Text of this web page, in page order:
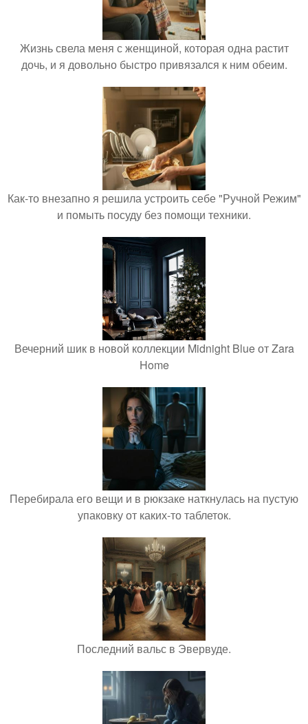
Жизнь свела меня с женщиной, которая одна растит
дочь, и я довольно быстро привязался к ним обеим.
Как-то внезапно я решила устроить себе "Ручной Режим"
и помыть посуду без помощи техники.
Вечерний шик в новой коллекции Midnight Blue от Zara
Home
Перебирала его вещи и в рюкзаке наткнулась на пустую
упаковку от каких-то таблеток.
Последний вальс в Эвервуде.